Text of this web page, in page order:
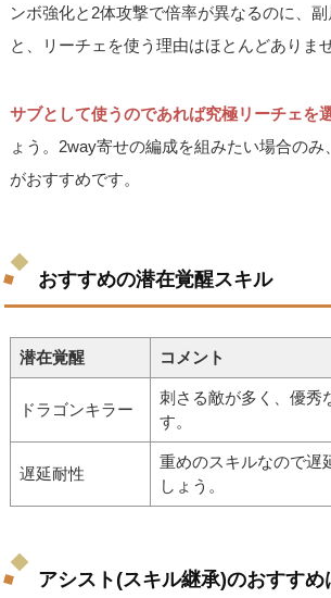
ンボ強化と2体攻撃で倍率が異なるのに、
と、リーチェを使う理由はほとんどありま
サブとして使うのであれば究極リーチェを
ょう。2way寄せの編成を組みたい場合の
がおすすめです。
おすすめの潜在覚醒スキル
潜在覚醒 コメント
ドラゴンキラー
刺さる敵が多く、優秀
す。
遅延耐性
重めのスキルなので遅
しょう。
アシスト(スキル継承)のおすすめ